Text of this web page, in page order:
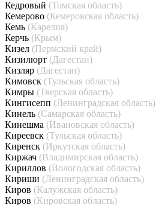
Кедровый (Томская область)
Кемерово (Кемеровская область)
Кемь (Карелия)
Керчь (Крым)
Кизел (Пермский край)
Кизилюрт (Дагестан)
Кизляр (Дагестан)
Кимовск (Тульская область)
Кимры (Тверская область)
Кингисепп (Ленинградская область)
Кинель (Самарская область)
Кинешма (Ивановская область)
Киреевск (Тульская область)
Киренск (Иркутская область)
Киржач (Владимирская область)
Кириллов (Вологодская область)
Кириши (Ленинградская область)
Киров (Калужская область)
Киров (Кировская область)